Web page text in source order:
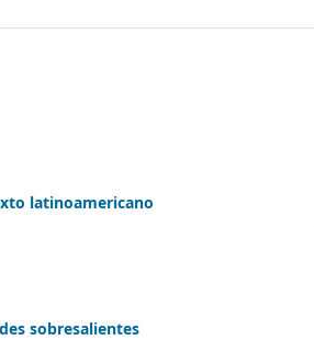
latinoamericano
sobresalientes